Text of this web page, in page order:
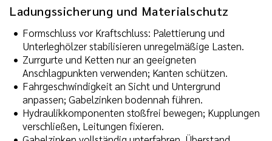
Ladungssicherung und Materialschutz
Formschluss vor Kraftschluss: Palettierung und
Unterleghölzer stabilisieren unregelmäßige Lasten.
Zurrgurte und Ketten nur an geeigneten
Anschlagpunkten verwenden; Kanten schützen.
Fahrgeschwindigkeit an Sicht und Untergrund
anpassen; Gabelzinken bodennah führen.
Hydraulikkomponenten stoßfrei bewegen; Kupplungen
verschließen, Leitungen fixieren.